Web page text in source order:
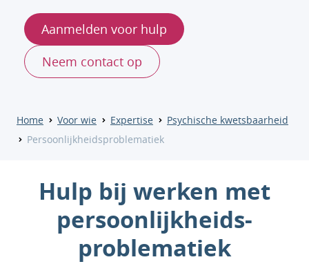
Aanmelden voor hulp
Neem contact op
Home Voor wie Expertise
Psychische kwetsbaarheid
Persoonlijkheidsproblematiek
Hulp bij werken met
persoonlijkheids-
problematiek